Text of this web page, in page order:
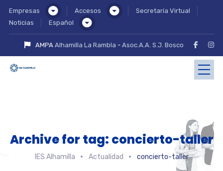
Empresas Accesos
Secretaría Virtual
Noticias
Español
AMPAAlhamilla La Rambla -Asoc.A.A. S.J. Bosco
Archive for tag: concierto-taller
IES Alhamilla Actualidad concierto-taller